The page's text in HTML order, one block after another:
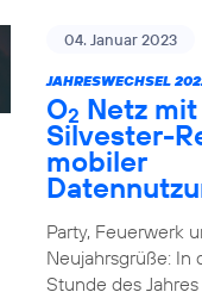
04. Januar 2023
JAHRESWECHSEL
O2 Netz
Silvester-
mobiler
Party, Feuerwerk
Neujahrsgrüße: In
Stunde des